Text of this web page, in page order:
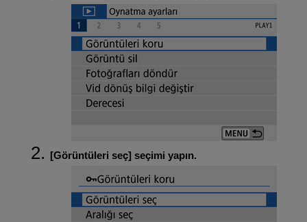
[Görüntüleri seç] seçimi yapın.